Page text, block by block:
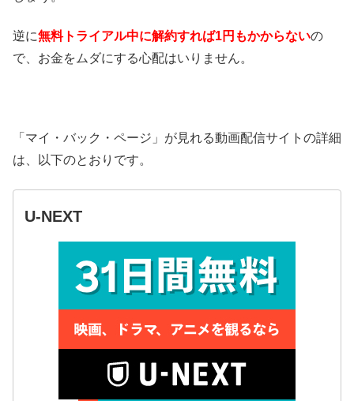
逆に無料トライアル中に解約すれば1円もかからないの
で、お金をムダにする心配はいりません。
「マイ・バック・ページ」が見れる動画配信サイトの詳細
は、以下のとおりです。
U-NEXT